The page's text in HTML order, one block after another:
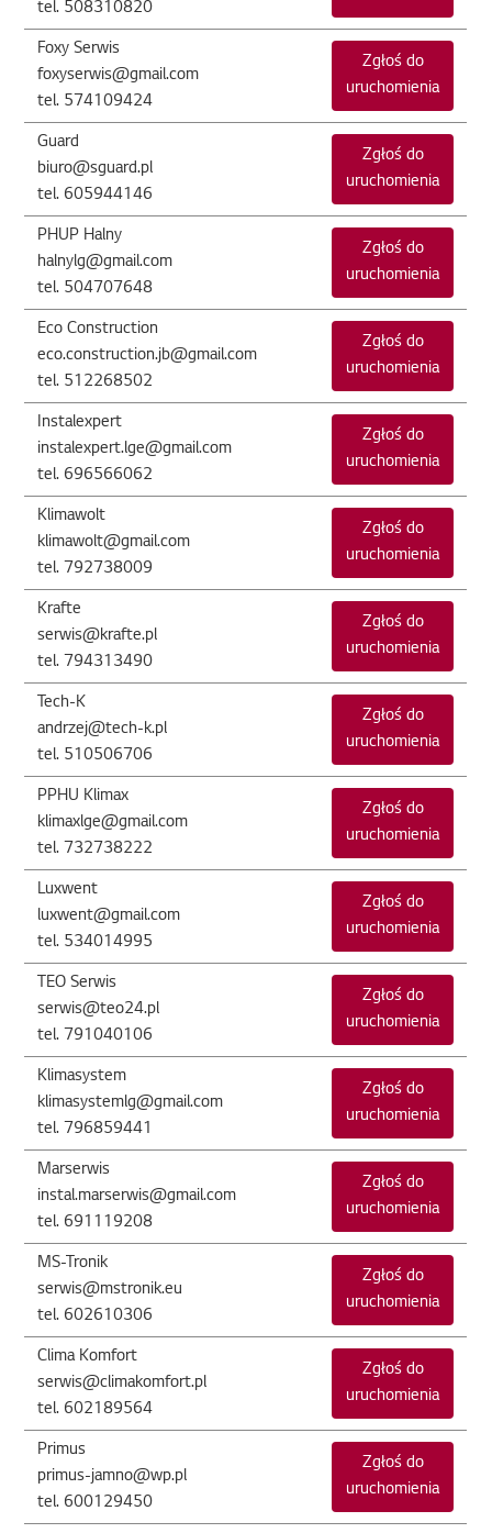
tel. 508310820
Foxy Serwis
foxyserwis@gmail.com
tel. 574109424
Zgłoś do
uruchomienia
Guard
biuro@sguard.pl
tel. 605944146
Zgłoś do
uruchomienia
PHUP Halny
halnylg@gmail.com
tel. 504707648
Zgłoś do
uruchomienia
Eco Construction
eco.construction.jb@gmail.com
tel. 512268502
Zgłoś do
uruchomienia
Instalexpert
instalexpert.lge@gmail.com
tel. 696566062
Zgłoś do
uruchomienia
Klimawolt
klimawolt@gmail.com
tel. 792738009
Zgłoś do
uruchomienia
Krafte
serwis@krafte.pl
tel. 794313490
Zgłoś do
uruchomienia
Tech-K
andrzej@tech-k.pl
tel. 510506706
Zgłoś do
uruchomienia
PPHU Klimax
klimaxlge@gmail.com
tel. 732738222
Zgłoś do
uruchomienia
Luxwent
luxwent@gmail.com
tel. 534014995
Zgłoś do
uruchomienia
TEO Serwis
serwis@teo24.pl
tel. 791040106
Zgłoś do
uruchomienia
Klimasystem
klimasystemlg@gmail.com
tel. 796859441
Zgłoś do
uruchomienia
Marserwis
instal.marserwis@gmail.com
tel. 691119208
Zgłoś do
uruchomienia
MS-Tronik
serwis@mstronik.eu
tel. 602610306
Zgłoś do
uruchomienia
Clima Komfort
serwis@climakomfort.pl
tel. 602189564
Zgłoś do
uruchomienia
Primus
primus-jamno@wp.pl
tel. 600129450
Zgłoś do
uruchomienia